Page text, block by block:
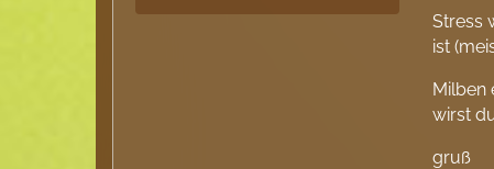
Stress
ist
Milben
wirst
gruß